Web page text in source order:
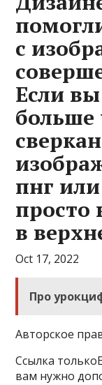
с
Если
больше
пнг
просто
в
Oct 17, 2022
Про
Авторское
Ссылка
вам нужно